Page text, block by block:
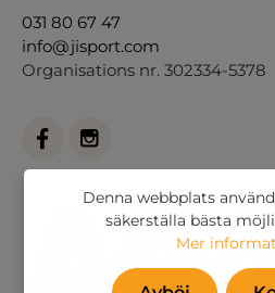
031 80 67 47
info@jisport.com
Organisations nr. 302334-5378
Denna webbplats
säkerställa bästa
Mer